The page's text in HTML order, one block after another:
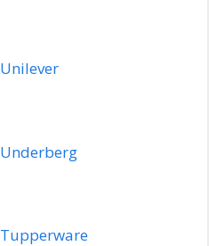
Unilever
Underberg
Tupperware